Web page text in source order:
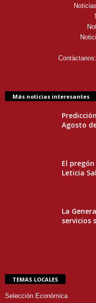
Contáctanos:
Más noticias interesantes
Agosto
El
Leticia
La
servicios
TEMAS LOCALES
Selección Económica